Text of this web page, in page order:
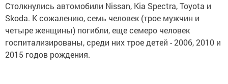
Столкнулись автомобили Nissan, Kia Spectra, Toyota и
Skoda. К сожалению, семь человек (трое мужчин и
четыре женщины) погибли, еще семеро человек
госпитализированы, среди них трое детей - 2006, 2010 и
2015 годов рождения.